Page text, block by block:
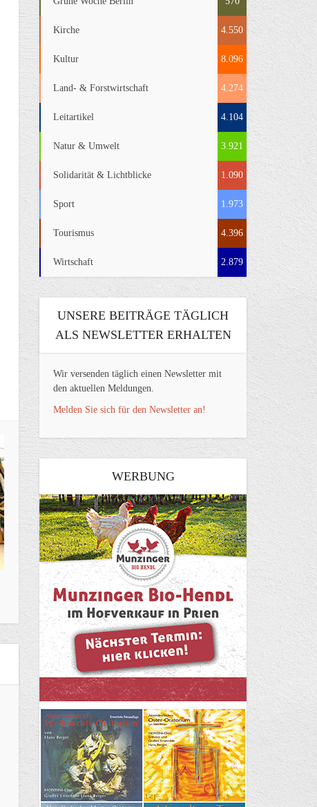
Kirche 4.550
Kultur 8.096
Land- & Forstwirtschaft 4.274
Leitartikel 4.104
Natur & Umwelt 3.921
Solidarität & Lichtblicke 1.090
Sport 1.973
Tourismus 4.396
Wirtschaft 2.879
UNSERE BEITRÄGE TÄGLICH
ALS NEWSLETTER ERHALTEN
Wir versenden täglich einen Newsletter mit
den aktuellen Meldungen.
Melden Sie sich für den Newsletter an!
WERBUNG